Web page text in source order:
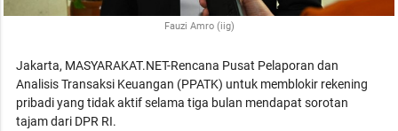
Fauzi Amro (iig)
Jakarta, MASYARAKAT.NET-Rencana Pusat Pelaporan dan
Analisis Transaksi Keuangan (PPATK) untuk memblokir rekening
pribadi yang tidak aktif selama tiga bulan mendapat sorotan
tajam dari DPR RI.